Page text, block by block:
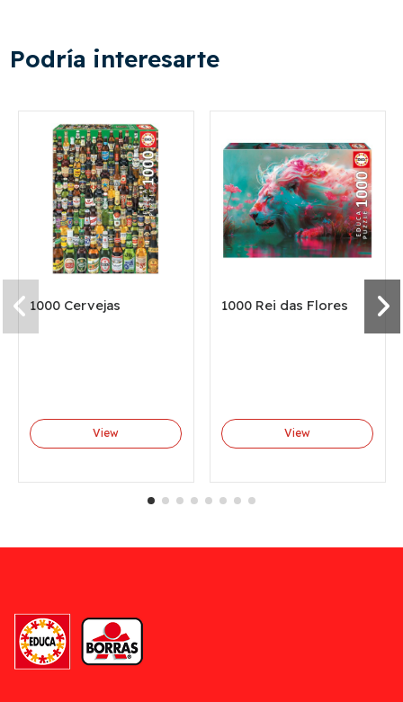
Podría interesarte
1000 Cervejas
View
1000 Rei das Flores
View